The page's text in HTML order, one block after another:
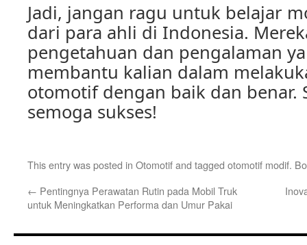
Jadi, jangan ragu untuk belajar
dari para ahli di Indonesia.
pengetahuan dan pengalaman
membantu kalian dalam
otomotif dengan baik dan benar.
semoga sukses!
This entry was posted in Otomotifand tagged otomotif modif.
← Pentingnya Perawatan Rutin pada Mobil Truk
untuk Meningkatkan Performa dan Umur Pakai